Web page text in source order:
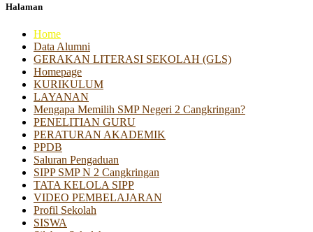
Halaman
Home
Data Alumni
GERAKAN LITERASI SEKOLAH (GLS)
Homepage
KURIKULUM
LAYANAN
Mengapa Memilih SMP Negeri 2 Cangkringan?
PENELITIAN GURU
PERATURAN AKADEMIK
PPDB
Saluran Pengaduan
SIPP SMP N 2 Cangkringan
TATA KELOLA SIPP
VIDEO PEMBELAJARAN
Profil Sekolah
SISWA